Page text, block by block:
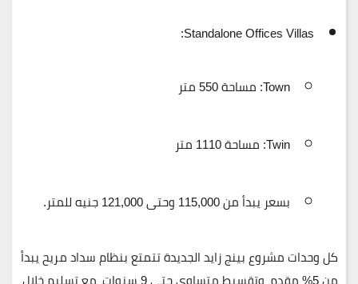
Standalone Offices Villas
:
Town: مساحة 550 متر
Twin: مساحة 1110 متر
بسعر يبدأ من115,000 وحتى 121,000 جنيه للمتر .
كل وحدات مشروع بينج زايد الجديدة تتمتع بنظام سداد مريح يبدأ